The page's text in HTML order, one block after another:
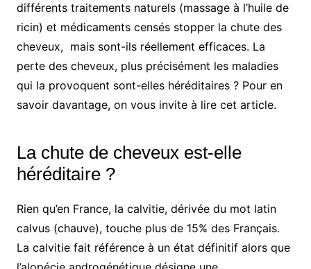
différents traitements naturels (massage à l’huile de
ricin) et médicaments censés stopper la chute des
cheveux, mais sont-ils réellement efficaces. La
perte des cheveux, plus précisément les maladies
qui la provoquent sont-elles héréditaires ? Pour en
savoir davantage, on vous invite à lire cet article.
La chute de cheveux est-elle
héréditaire ?
Rien qu’en France, la calvitie, dérivée du mot latin
calvus (chauve), touche plus de 15% des Français.
La calvitie fait référence à un état définitif alors que